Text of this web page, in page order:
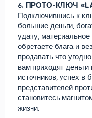
6. ПРОТО-КЛЮЧ
Подключившись к
большие деньги,
удачу,
обретаете блага и
продавать что
вам приходят
источников, успех в
представителей
становитесь
жизни.